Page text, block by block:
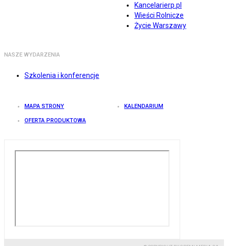
Kancelarierp.pl
Wieści Rolnicze
Życie Warszawy
NASZE WYDARZENIA
Szkolenia i konferencje
MAPA STRONY KALENDARIUM
OFERTA PRODUKTOWA